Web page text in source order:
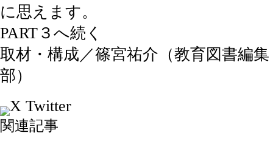
に思えます。
PART３へ続く
取材・構成／篠宮祐介（教育図書編集
部）
関連記事